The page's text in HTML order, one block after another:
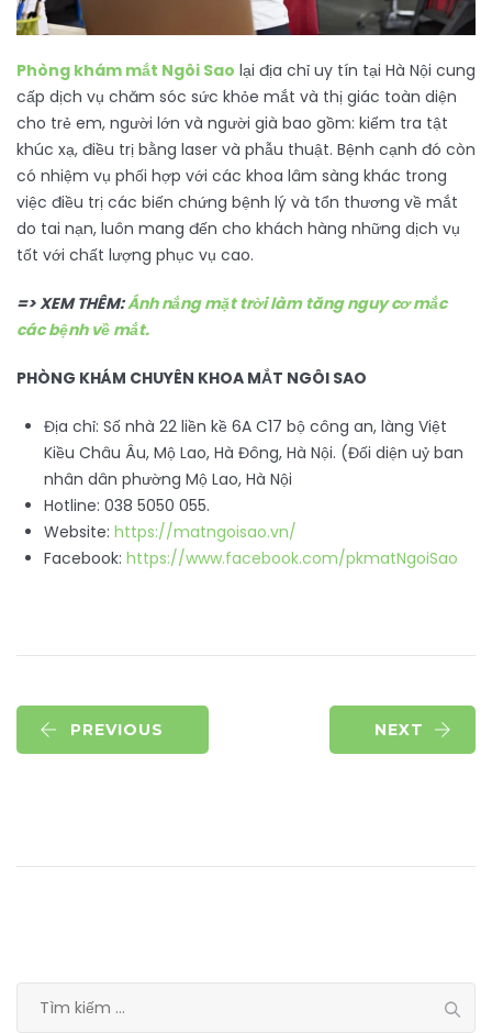
Phòng khám mắt Ngôi Sao lại địa chỉ uy tín tại Hà Nội cung
cấp dịch vụ chăm sóc sức khỏe mắt và thị giác toàn diện
cho trẻ em, người lớn và người già bao gồm: kiểm tra tật
khúc xạ, điều trị bằng laser và phẫu thuật. Bệnh cạnh đó còn
có nhiệm vụ phối hợp với các khoa lâm sàng khác trong
việc điều trị các biến chứng bệnh lý và tổn thương về mắt
do tai nạn, luôn mang đến cho khách hàng những dịch vụ
tốt với chất lượng phục vụ cao.
=> XEM THÊM:Ánh nắng mặt trời làm tăng nguy cơ mắc
các bệnh về mắt.
PHÒNG KHÁM CHUYÊN KHOA MẮT NGÔI SAO
Địa chỉ: Số nhà 22 liền kề 6A C17 bộ công an, làng Việt
Kiều Châu Âu, Mộ Lao, Hà Đông, Hà Nội. (Đối diện uỷ ban
nhân dân phường Mộ Lao, Hà Nội
Hotline: 038 5050 055.
Website: https://matngoisao.vn/
Facebook: https://www.facebook.com/pkmatNgoiSao
PREVIOUS NEXT
kiếm